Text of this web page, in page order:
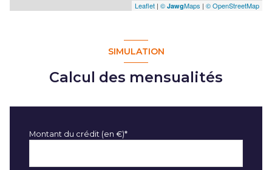
Leaflet | © JawgMaps | © OpenStreetMap
SIMULATION
Calcul des mensualités
Montant du crédit (en €)*